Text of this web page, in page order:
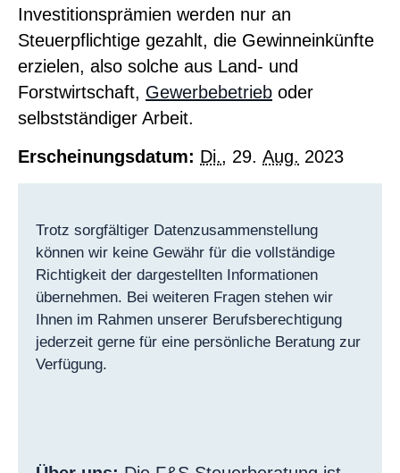
Investitionsprämien werden nur an
Steuerpflichtige gezahlt, die Gewinneinkünfte
erzielen, also solche aus Land- und
Forstwirtschaft, Gewerbebetrieb oder
selbstständiger Arbeit.
Erscheinungsdatum: Di., 29. Aug. 2023
Trotz sorgfältiger Datenzusammenstellung
können wir keine Gewähr für die vollständige
Richtigkeit der dargestellten Informationen
übernehmen. Bei weiteren Fragen stehen wir
Ihnen im Rahmen unserer Berufsberechtigung
jederzeit gerne für eine persönliche Beratung zur
Verfügung.